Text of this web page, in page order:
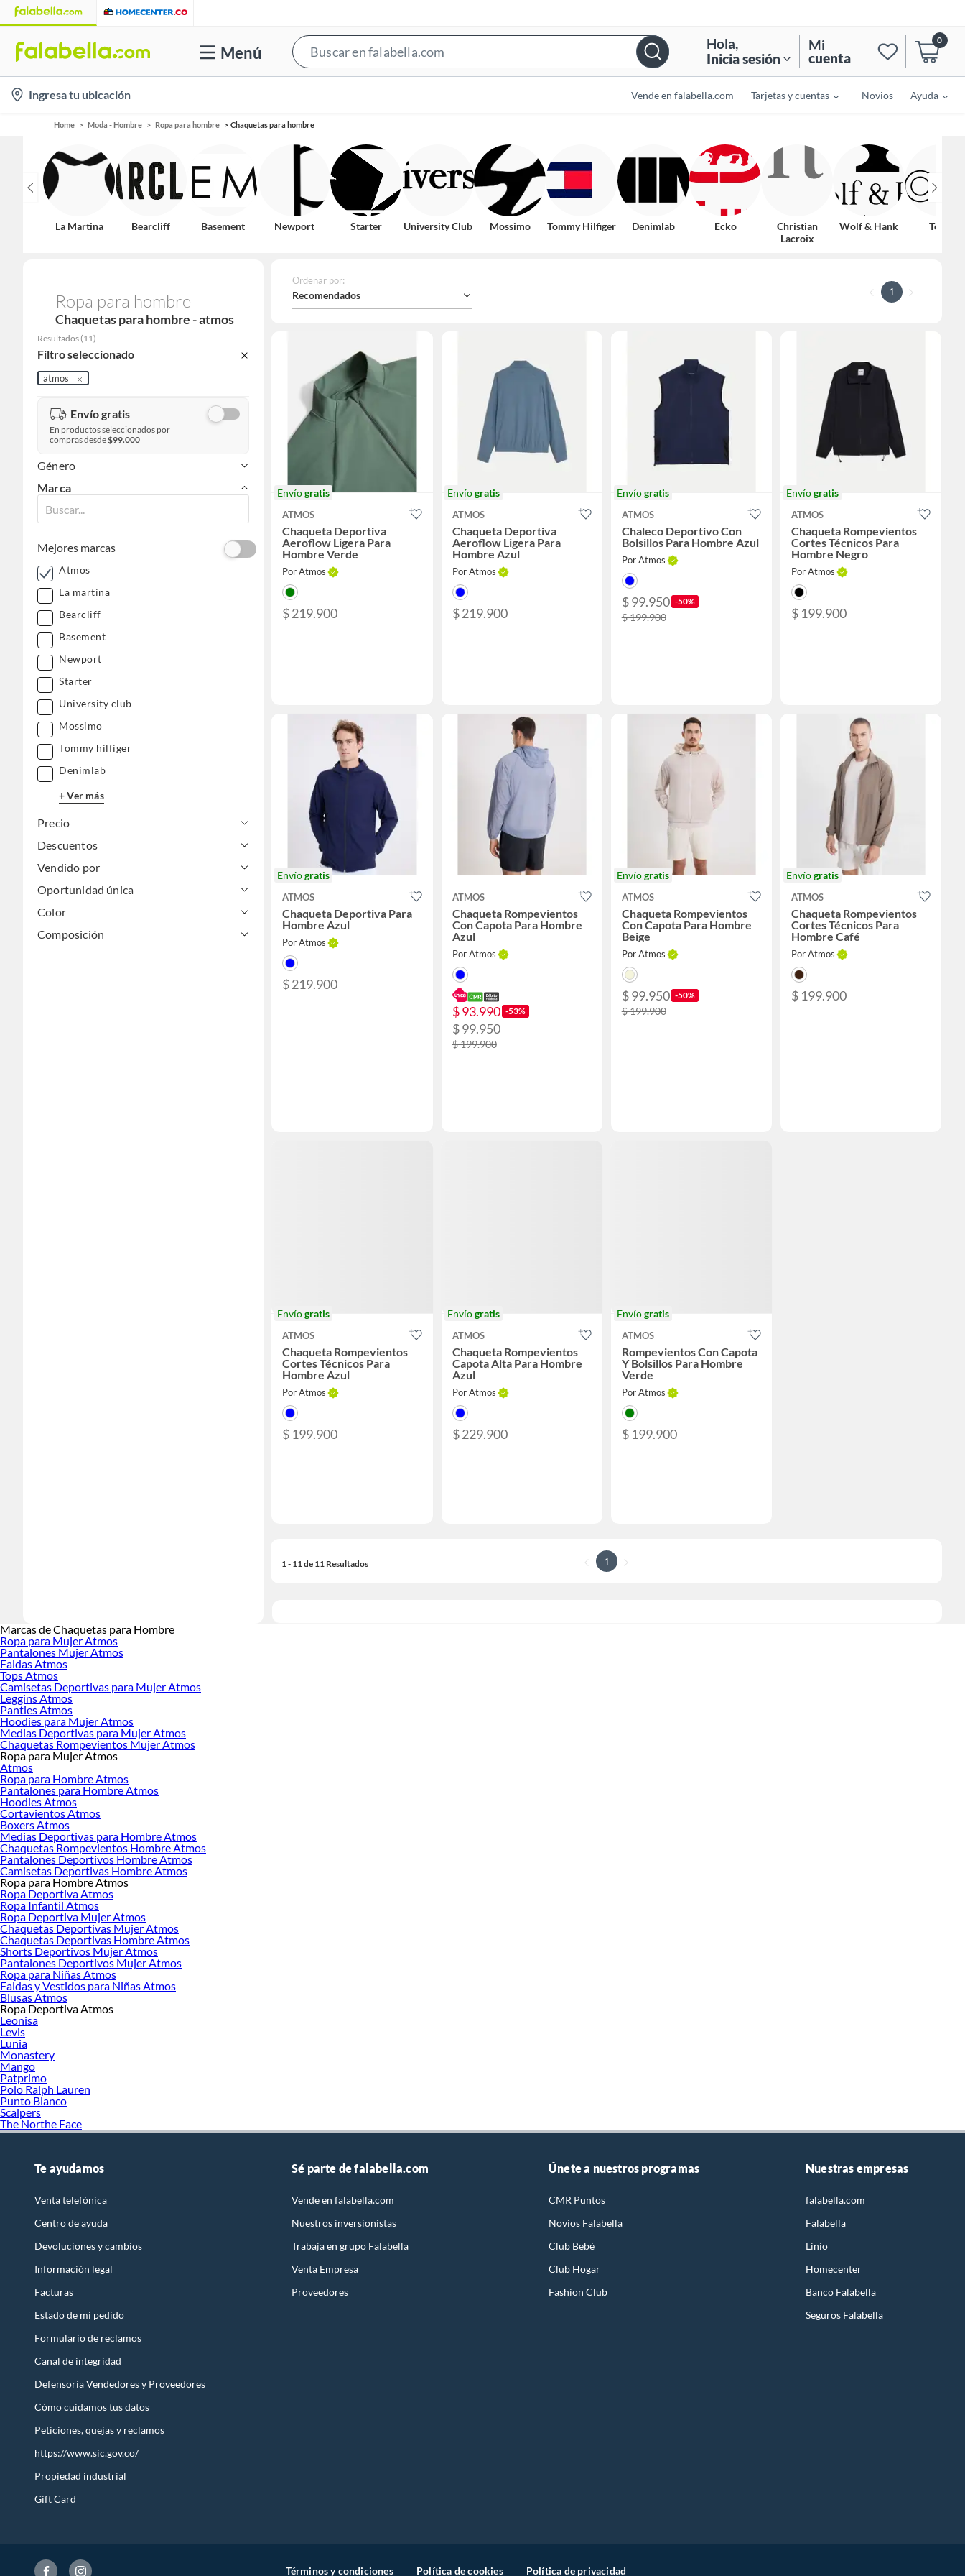
Menú
Bar
Hola,
Inicia sesión
Mi
cuenta
0
location-
icon
Ingresa tu ubicación Vende en falabella.com Tarjetas y cuentas Novios Ayuda
Home Moda - Hombre Ropa para hombre Chaquetas para hombre
La Martina Bearcliff Basement Newport Starter University Club Mossimo Tommy Hilfiger Denimlab Ecko
Christian
Lacroix
Wolf & Hank Totto
Ropa para hombre
Chaquetas para hombre - atmos
Resultados (11)
Filtro seleccionado
atmos
Envío gratis
En productos seleccionados por
compras desde$99.000
Género
Marca
Mejores marcas
Atmos
La martina
Bearcliff
Basement
Newport
Starter
University club
Mossimo
Tommy hilfiger
Denimlab
+ Ver más
Precio
Descuentos
Vendido por
Oportunidad única
Color
Composición
Ordenar por:
Recomendados 1
Envíogratis
ATMOS
Chaqueta Deportiva
Aeroflow Ligera Para
Hombre Verde
Por Atmos
$ 219.900
Envíogratis
ATMOS
Chaqueta Deportiva
Aeroflow Ligera Para
Hombre Azul
Por Atmos
$ 219.900
Envíogratis
ATMOS
Chaleco Deportivo Con
Bolsillos Para Hombre Azul
Por Atmos
$ 99.950 -50%
$ 199.900
Envíogratis
ATMOS
Chaqueta Rompevientos
Cortes Técnicos Para
Hombre Negro
Por Atmos
$ 199.900
Envíogratis
ATMOS
Chaqueta Deportiva Para
Hombre Azul
Por Atmos
$ 219.900
ATMOS
Chaqueta Rompevientos
Con Capota Para Hombre
Azul
Por Atmos
$ 93.990 -53%
$ 99.950
$ 199.900
Envíogratis
ATMOS
Chaqueta Rompevientos
Con Capota Para Hombre
Beige
Por Atmos
$ 99.950 -50%
$ 199.900
Envíogratis
ATMOS
Chaqueta Rompevientos
Cortes Técnicos Para
Hombre Café
Por Atmos
$ 199.900
Envíogratis
ATMOS
Chaqueta Rompevientos
Cortes Técnicos Para
Hombre Azul
Por Atmos
$ 199.900
Envíogratis
ATMOS
Chaqueta Rompevientos
Capota Alta Para Hombre
Azul
Por Atmos
$ 229.900
Envíogratis
ATMOS
Rompevientos Con Capota
Y Bolsillos Para Hombre
Verde
Por Atmos
$ 199.900
1 - 11 de 11 Resultados 1
Marcas de Chaquetas para Hombre
Ropa para Mujer Atmos
Pantalones Mujer Atmos
Faldas Atmos
Tops Atmos
Camisetas Deportivas para Mujer Atmos
Leggins Atmos
Panties Atmos
Hoodies para Mujer Atmos
Medias Deportivas para Mujer Atmos
Chaquetas Rompevientos Mujer Atmos
Ropa para Mujer Atmos
Atmos
Ropa para Hombre Atmos
Pantalones para Hombre Atmos
Hoodies Atmos
Cortavientos Atmos
Boxers Atmos
Medias Deportivas para Hombre Atmos
Chaquetas Rompevientos Hombre Atmos
Pantalones Deportivos Hombre Atmos
Camisetas Deportivas Hombre Atmos
Ropa para Hombre Atmos
Ropa Deportiva Atmos
Ropa Infantil Atmos
Ropa Deportiva Mujer Atmos
Chaquetas Deportivas Mujer Atmos
Chaquetas Deportivas Hombre Atmos
Shorts Deportivos Mujer Atmos
Pantalones Deportivos Mujer Atmos
Ropa para Niñas Atmos
Faldas y Vestidos para Niñas Atmos
Blusas Atmos
Ropa Deportiva Atmos
Leonisa
Levis
Lunia
Monastery
Mango
Patprimo
Polo Ralph Lauren
Punto Blanco
Scalpers
The Northe Face
Te ayudamos
Venta telefónica
Centro de ayuda
Devoluciones y cambios
Información legal
Facturas
Estado de mi pedido
Formulario de reclamos
Canal de integridad
Defensoría Vendedores y Proveedores
Cómo cuidamos tus datos
Peticiones, quejas y reclamos
https://www.sic.gov.co/
Propiedad industrial
Gift Card
Sé parte de falabella.com
Vende en falabella.com
Nuestros inversionistas
Trabaja en grupo Falabella
Venta Empresa
Proveedores
Únete a nuestros programas
CMR Puntos
Novios Falabella
Club Bebé
Club Hogar
Fashion Club
Nuestras empresas
falabella.com
Falabella
Linio
Homecenter
Banco Falabella
Seguros Falabella
Términos y condiciones Política de cookies Política de privacidad